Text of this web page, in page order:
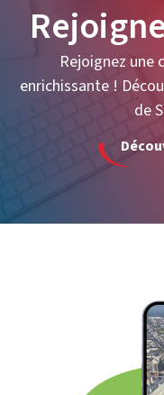
Rejoignez une
enrichissante !
de